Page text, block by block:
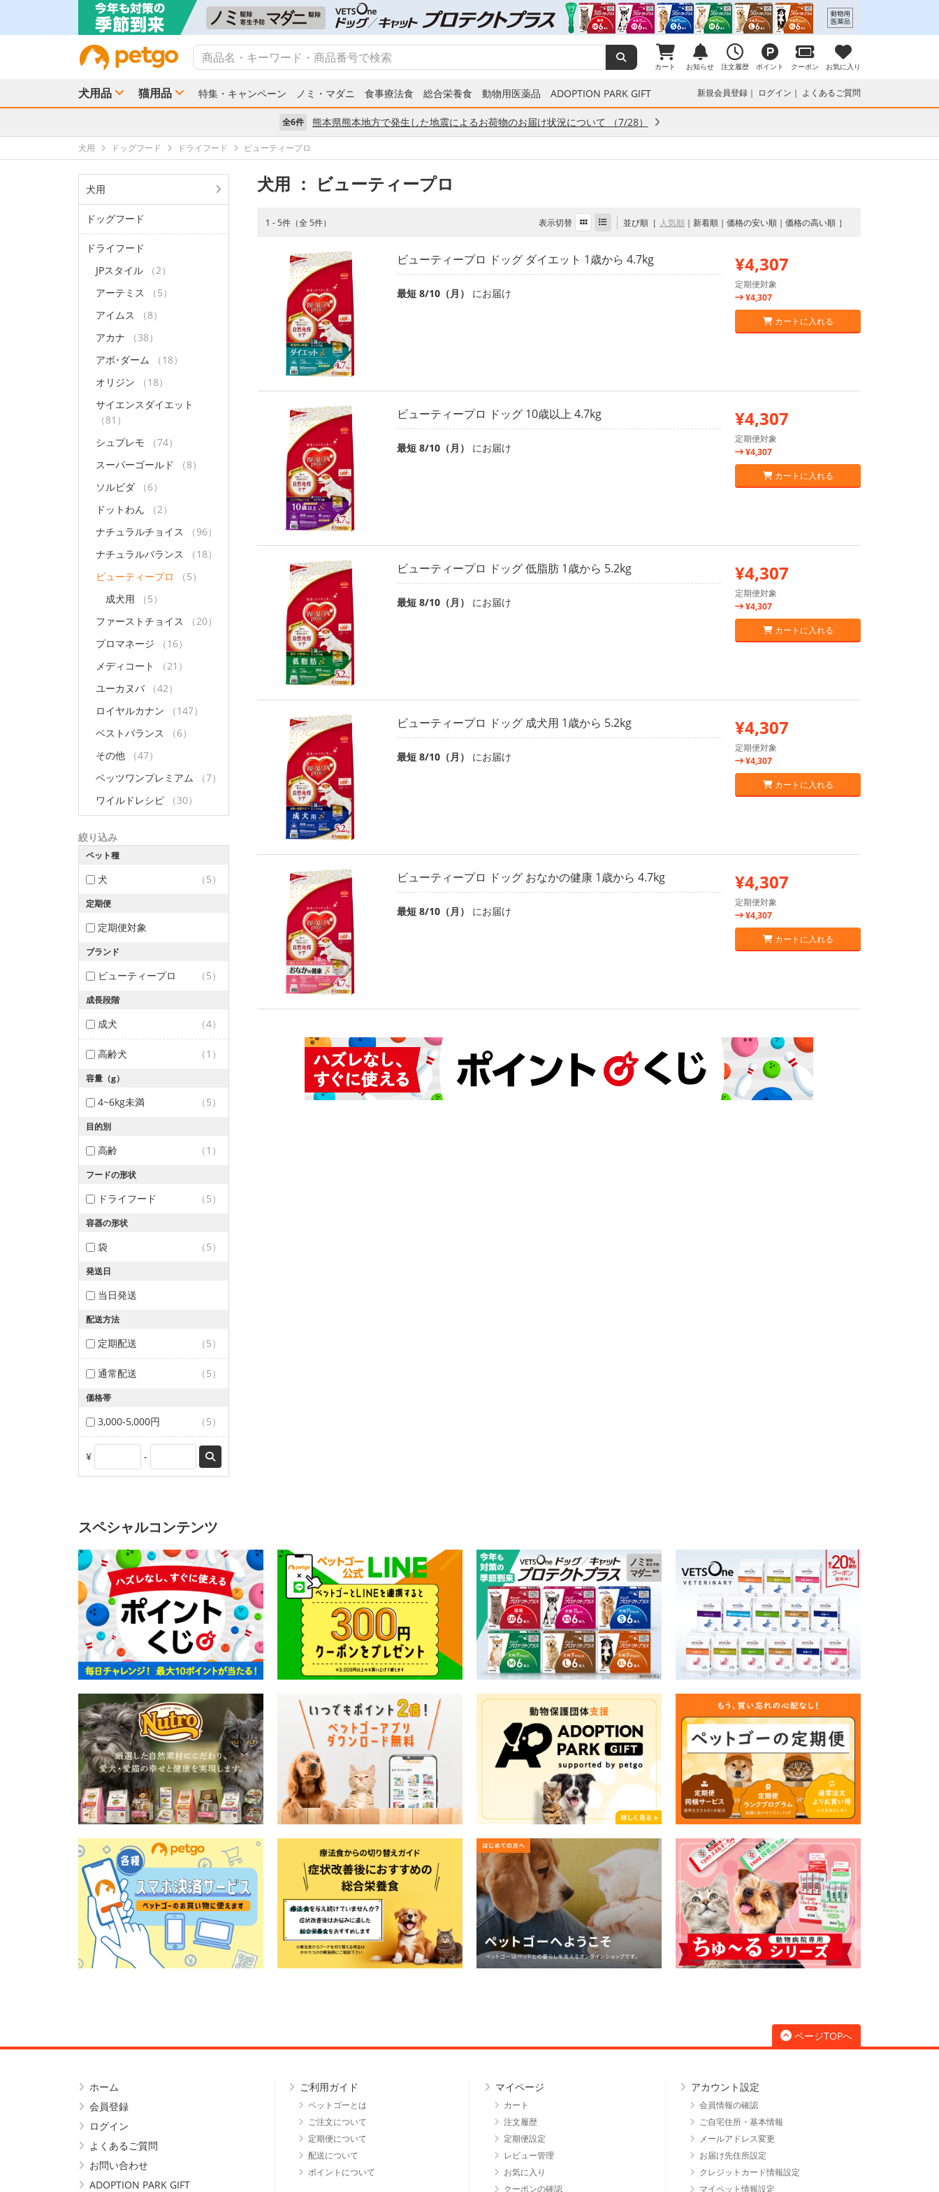
カート お知らせ 注文履歴 ポイント クーポン お気に入り
犬用品 猫用品 特集・キャンペーン ノミ・マダニ 食事療法食 総合栄養食 動物用医薬品 ADOPTION PARK GIFT 新規会員登録 ログイン よくあるご質問
全6件 熊本県熊本地方で発生した地震によるお荷物のお届け状況について （7/28）
犬用 ドッグフード ドライフード ビューティープロ
犬用
ドッグフード
ドライフード
JPスタイル
（2）
アーテミス
（5）
アイムス
（8）
アカナ
（38）
アボ･ダーム
（18）
オリジン
（18）
サイエンスダイエット
（81）
シュプレモ
（74）
スーパーゴールド
（8）
ソルビダ
（6）
ドットわん
（2）
ナチュラルチョイス
（96）
ナチュラルバランス
（18）
ビューティープロ
（5）
成犬用
（5）
ファーストチョイス
（20）
プロマネージ
（16）
メディコート
（21）
ユーカヌバ
（42）
ロイヤルカナン
（147）
ベストバランス
（6）
その他
（47）
ベッツワンプレミアム
（7）
ワイルドレシピ
（30）
絞り込み
ペット種
犬 （5）
定期便
定期便対象
ブランド
ビューティープロ （5）
成長段階
成犬 （4）
高齢犬 （1）
容量（g）
4~6kg未満 （5）
目的別
高齢 （1）
フードの形状
ドライフード （5）
容器の形状
袋 （5）
発送日
当日発送
配送方法
定期配送 （5）
通常配送 （5）
価格帯
3,000-5,000円 （5）
¥ -
犬用 ： ビューティープロ
1 - 5件（全 5件） 表示切替 並び順 人気順 新着順 価格の安い順 価格の高い順
ビューティープロ ドッグ ダイエット 1歳から 4.7kg
最短 8/10（月） にお届け
¥4,307
定期便対象
¥4,307
カートに入れる
ビューティープロ ドッグ 10歳以上 4.7kg
最短 8/10（月） にお届け
¥4,307
定期便対象
¥4,307
カートに入れる
ビューティープロ ドッグ 低脂肪 1歳から 5.2kg
最短 8/10（月） にお届け
¥4,307
定期便対象
¥4,307
カートに入れる
ビューティープロ ドッグ 成犬用 1歳から 5.2kg
最短 8/10（月） にお届け
¥4,307
定期便対象
¥4,307
カートに入れる
ビューティープロ ドッグ おなかの健康 1歳から 4.7kg
最短 8/10（月） にお届け
¥4,307
定期便対象
¥4,307
カートに入れる
スペシャルコンテンツ
ページTOPへ
ホーム
会員登録
ログイン
よくあるご質問
お問い合わせ
ADOPTION PARK GIFT
ご利用ガイド
ペットゴーとは
ご注文について
定期便について
配送について
ポイントについて
マイページ
カート
注文履歴
定期便設定
レビュー管理
お気に入り
クーポンの確認
アカウント設定
会員情報の確認
ご自宅住所・基本情報
メールアドレス変更
お届け先住所設定
クレジットカード情報設定
マイペット情報設定